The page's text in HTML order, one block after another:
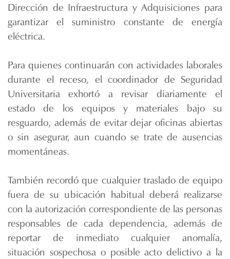
Dirección de Infraestructura y Adquisiciones para
garantizar el suministro constante de energía
eléctrica.
Para quienes continuarán con actividades laborales
durante el receso, el coordinador de Seguridad
Universitaria exhortó a revisar diariamente el
estado de los equipos y materiales bajo su
resguardo, además de evitar dejar oficinas abiertas
o sin asegurar, aun cuando se trate de ausencias
momentáneas.
También recordó que cualquier traslado de equipo
fuera de su ubicación habitual deberá realizarse
con la autorización correspondiente de las personas
responsables de cada dependencia, además de
reportar de inmediato cualquier anomalía,
situación sospechosa o posible acto delictivo a la